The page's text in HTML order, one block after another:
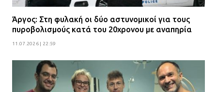
Άργος: Στη φυλακή οι δύο αστυνομικοί για τους
πυροβολισμούς κατά του 20χρονου με αναπηρία
11.07.2026 | 22:59